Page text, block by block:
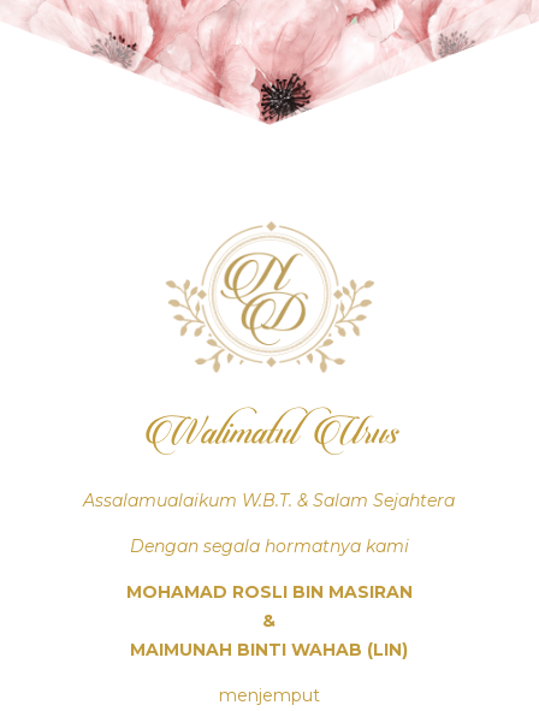
Walimatul Urus
Assalamualaikum W.B.T. & Salam Sejahtera
Dengan segala hormatnya kami
MOHAMAD ROSLI BIN MASIRAN
&
MAIMUNAH BINTI WAHAB (LIN)
menjemput